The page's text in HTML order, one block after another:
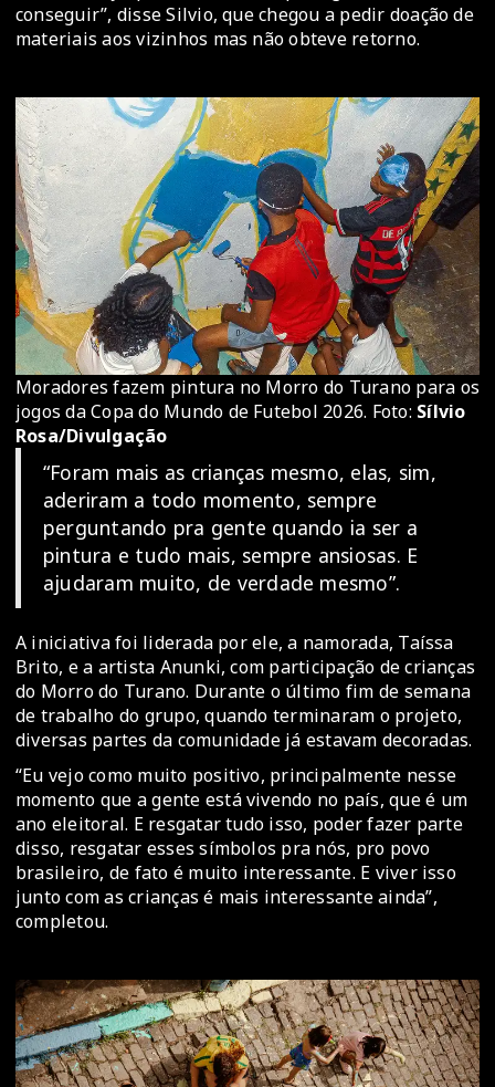
conseguir”, disse Silvio, que chegou a pedir doação de
materiais aos vizinhos mas não obteve retorno.
Moradores fazem pintura no Morro do Turano para os
jogos da Copa do Mundo de Futebol 2026. Foto: Sílvio
Rosa/Divulgação
“Foram mais as crianças mesmo, elas, sim,
aderiram a todo momento, sempre
perguntando pra gente quando ia ser a
pintura e tudo mais, sempre ansiosas. E
ajudaram muito, de verdade mesmo”.
A iniciativa foi liderada por ele, a namorada, Taíssa
Brito, e a artista Anunki, com participação de crianças
do Morro do Turano. Durante o último fim de semana
de trabalho do grupo, quando terminaram o projeto,
diversas partes da comunidade já estavam decoradas.
“Eu vejo como muito positivo, principalmente nesse
momento que a gente está vivendo no país, que é um
ano eleitoral. E resgatar tudo isso, poder fazer parte
disso, resgatar esses símbolos pra nós, pro povo
brasileiro, de fato é muito interessante. E viver isso
junto com as crianças é mais interessante ainda”,
completou.